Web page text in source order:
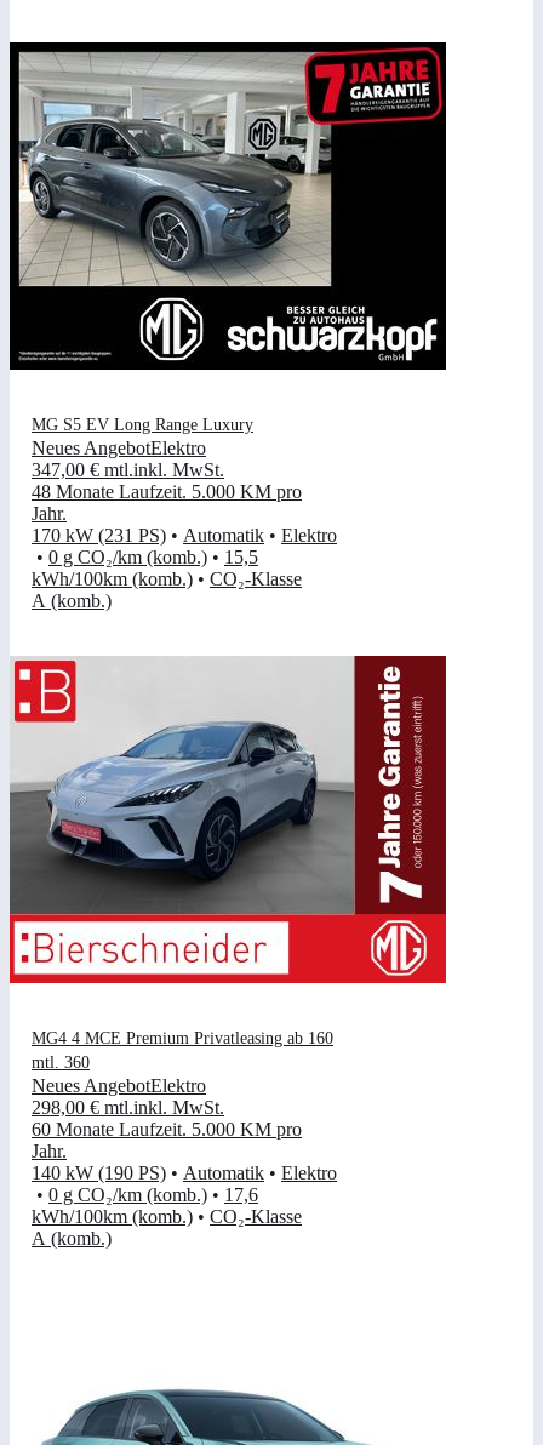
MG S5 EV Long Range Luxury
Neues AngebotElektro
347,00 € mtl.inkl. MwSt.
48 Monate Laufzeit. 5.000 KM pro
Jahr.
170 kW (231 PS) • Automatik • Elektro
• 0 g CO₂/km (komb.) • 15,5
kWh/100km (komb.) • CO₂-Klasse
A (komb.)
MG4 4 MCE Premium Privatleasing ab 160
mtl. 360
Neues AngebotElektro
298,00 € mtl.inkl. MwSt.
60 Monate Laufzeit. 5.000 KM pro
Jahr.
140 kW (190 PS) • Automatik • Elektro
• 0 g CO₂/km (komb.) • 17,6
kWh/100km (komb.) • CO₂-Klasse
A (komb.)